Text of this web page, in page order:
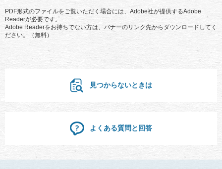
PDF形式のファイルをご覧いただく場合には、Adobe社が提供するAdobe
Readerが必要です。
Adobe Readerをお持ちでない方は、バナーのリンク先からダウンロードしてく
ださい。（無料）
見つからないときは
よくある質問と回答